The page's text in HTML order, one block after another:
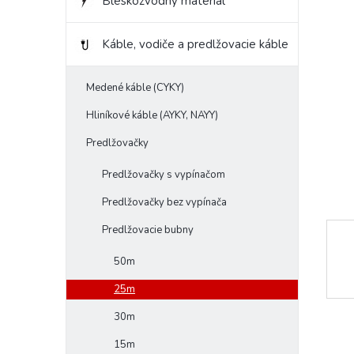
Káble, vodiče a predlžovacie káble
Medené káble (CYKY)
Hliníkové káble (AYKY, NAYY)
Predlžovačky
Predlžovačky s vypínačom
Predlžovačky bez vypínača
Predlžovacie bubny
50m
25m
30m
15m